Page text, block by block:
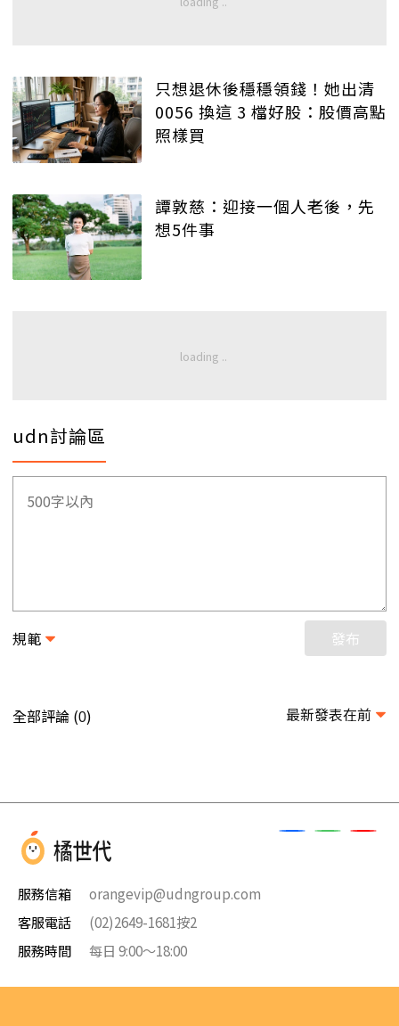
只想退休後穩穩領錢！她出清
0056 換這 3 檔好股：股價高點
照樣買
譚敦慈：迎接一個人老後，先
想5件事
udn討論區
規範 發布
全部評論 (0) 最新發表在前
服務信箱
orangevip@udngroup.com
客服電話
(02)2649-1681按2
服務時間
每日 9:00～18:00